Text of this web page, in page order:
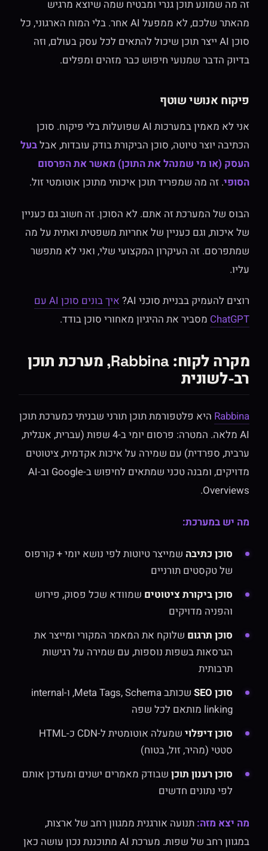
זה מה שמונע תוכן גנרי ומבטיח שמה שיוצא מרגיש
מהאתר שלכם, לא ממפעל AI אחר. בלי המוח הארגוני, כל
סוכן AI ייצר תוכן שיכול להתאים לכל עסק בעולם, וזה
בדיוק הדבר שמנועי חיפוש כבר מזהים ומפלים.
פיקוח אנושי שוטף
אני לא מאמין במערכות AI שפועלות בלי פיקוח. סוכן
הכתיבה יוצר טיוטה, סוכן הביקורת בודק עובדות, אבלבעל
העסק (או מי שמנהל את התוכן) מאשר את הפרסום
הסופי. זה מה שמפריד תוכן איכותי מתוכן אוטומטי זול.
הבוס של המערכת זה אתם. לא הסוכן. זה חשוב גם כעניין
של איכות, וגם כעניין של אחריות משפטית ואתית על מה
שמתפרסם. זה העיקרון המקצועי שלי, ואני לא מתפשר
עליו.
רוצים להעמיק בבניית סוכני AI?
איך בונים סוכן AI עם
ChatGPTמסביר את ההיגיון מאחורי סוכן בודד.
מקרה לקוח: Rabbina, מערכת תוכן
רב-לשונית
Rabbinaהיא פלטפורמת תוכן תורני שבניתי כמערכת תוכן
AI מלאה. המטרה: פרסום יומי ב-4 שפות (עברית, אנגלית,
ערבית, ספרדית) עם שמירה על איכות אקדמית, ציטוטים
מדויקים, ומבנה טכני שמתאים לחיפוש ב-Google וב-AI
Overviews.
מה יש במערכת:
סוכן כתיבהשמייצר טיוטות לפי נושא יומי + קורפוס
של טקסטים תורניים
סוכן ביקורת ציטוטיםשמוודא שכל פסוק, פירוש
והפניה מדויקים
סוכן תרגוםשלוקח את המאמר המקורי ומייצר את
הגרסאות בשפות נוספות, עם שמירה על רגישות
תרבותית
סוכן SEO
שכותב Meta Tags, Schema, ו-internal
linking מותאם לכל שפה
סוכן דיפלוי
שמעלה אוטומטית ל-CDN כ-HTML
סטטי (מהיר, זול, בטוח)
סוכן רענון תוכןשבודק מאמרים ישנים ומעדכן אותם
לפי נתונים חדשים
מה יצא מזה:תנועה אורגנית ממגוון רחב של ארצות,
במגוון רחב של שפות. מערכת AI מתוכננת נכון עושה כאן